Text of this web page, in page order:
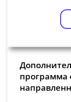
программа